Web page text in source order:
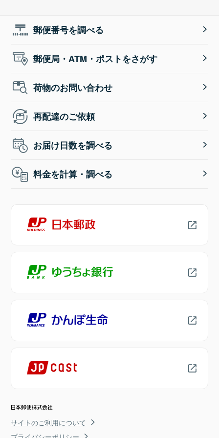
郵便番号を調べる
郵便局・ATM・ポストをさがす
荷物のお問い合わせ
再配達のご依頼
お届け日数を調べる
料金を計算・調べる
サイトのご利用について